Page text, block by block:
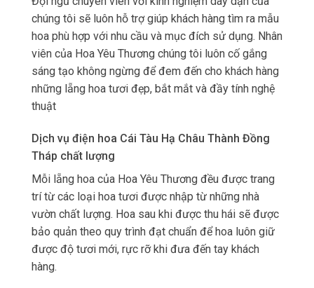
chúng tôi sẽ luôn hỗ trợ giúp khách hàng tìm ra mẫu
hoa phù hợp với nhu cầu và mục đích sử dụng. Nhân
viên của Hoa Yêu Thương chúng tôi luôn cố gắng
sáng tạo không ngừng để đem đến cho khách hàng
những lẵng hoa tươi đẹp, bắt mắt và đầy tính nghệ
thuật
Dịch vụ điện hoa Cái Tàu Hạ Châu Thành Đồng
Tháp chất lượng
Mỗi lẵng hoa của Hoa Yêu Thương đều được trang
trí từ các loại hoa tươi được nhập từ những nhà
vườn chất lượng. Hoa sau khi được thu hái sẽ được
bảo quản theo quy trình đạt chuẩn để hoa luôn giữ
được độ tươi mới, rực rỡ khi đưa đến tay khách
hàng.